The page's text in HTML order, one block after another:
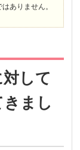
ありません。
して
まし